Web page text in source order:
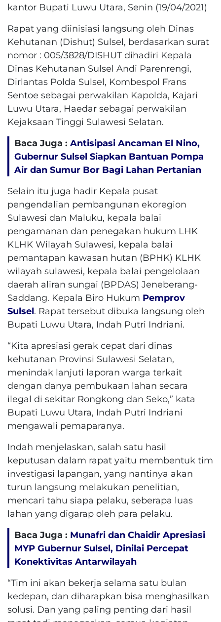
kantor Bupati Luwu Utara, Senin (19/04/2021)
Rapat yang diinisiasi langsung oleh Dinas
Kehutanan (Dishut) Sulsel, berdasarkan surat
nomor : 005/3828/DISHUT dihadiri Kepala
Dinas Kehutanan Sulsel Andi Parenrengi,
Dirlantas Polda Sulsel, Kombespol Frans
Sentoe sebagai perwakilan Kapolda, Kajari
Luwu Utara, Haedar sebagai perwakilan
Kejaksaan Tinggi Sulawesi Selatan.
Baca Juga : Antisipasi Ancaman El Nino,
Gubernur Sulsel Siapkan Bantuan Pompa
Air dan Sumur Bor Bagi Lahan Pertanian
Selain itu juga hadir Kepala pusat
pengendalian pembangunan ekoregion
Sulawesi dan Maluku, kepala balai
pengamanan dan penegakan hukum LHK
KLHK Wilayah Sulawesi, kepala balai
pemantapan kawasan hutan (BPHK) KLHK
wilayah sulawesi, kepala balai pengelolaan
daerah aliran sungai (BPDAS) Jeneberang-
Saddang. Kepala Biro Hukum Pemprov
Sulsel. Rapat tersebut dibuka langsung oleh
Bupati Luwu Utara, Indah Putri Indriani.
“Kita apresiasi gerak cepat dari dinas
kehutanan Provinsi Sulawesi Selatan,
menindak lanjuti laporan warga terkait
dengan danya pembukaan lahan secara
ilegal di sekitar Rongkong dan Seko,” kata
Bupati Luwu Utara, Indah Putri Indriani
mengawali pemaparanya.
Indah menjelaskan, salah satu hasil
keputusan dalam rapat yaitu membentuk tim
investigasi lapangan, yang nantinya akan
turun langsung melakukan penelitian,
mencari tahu siapa pelaku, seberapa luas
lahan yang digarap oleh para pelaku.
Baca Juga : Munafri dan Chaidir Apresiasi
MYP Gubernur Sulsel, Dinilai Percepat
Konektivitas Antarwilayah
“Tim ini akan bekerja selama satu bulan
kedepan, dan diharapkan bisa menghasilkan
solusi. Dan yang paling penting dari hasil